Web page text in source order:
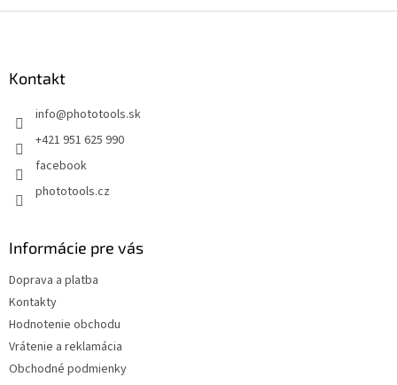
Kontakt
info@phototools.sk
+421 951 625 990
facebook
phototools.cz
Informácie pre vás
Doprava a platba
Kontakty
Hodnotenie obchodu
Vrátenie a reklamácia
Obchodné podmienky